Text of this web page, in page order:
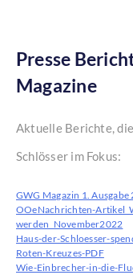
Presse
Magazine
Aktuelle Berichte,
Schlösser im Fokus:
GWG Magazin 1.
OOeNachrichten-
werden_November2022
Haus-der-Schloesser-
Roten-Kreuzes-PDF
Wie-Einbrecher-in-die-